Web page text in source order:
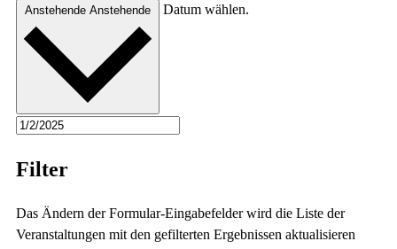
Anstehende Anstehende Datum wählen.
Filter
Das Ändern der Formular-Eingabefelder wird die Liste der
Veranstaltungen mit den gefilterten Ergebnissen aktualisieren